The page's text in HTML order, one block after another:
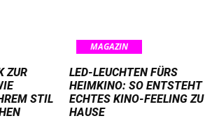
ZUR
STIL
MAGAZIN
LED-LEUCHTEN FÜRS
HEIMKINO: SO ENTSTEHT
ECHTES KINO-FEELING ZU
HAUSE